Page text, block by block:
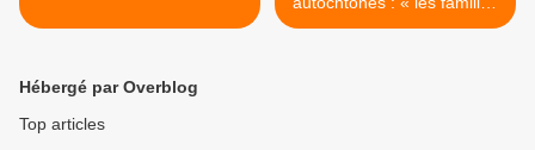
n'auront pas de réponses »
Hébergé par Overblog
Top articles